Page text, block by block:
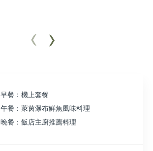
早餐：機上套餐
午餐：萊茵瀑布鮮魚風味料理
晚餐：飯店主廚推薦料理